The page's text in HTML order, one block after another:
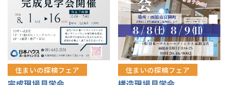
冷暖房標準装備
24時間対応コールセンター
デザイン賞各種受賞
暮らし方提案
住まいのコラム
住まいのお手入れ集
展示場案内
ワザックとは
高い信頼性
安心の管理体制
会社情報
会社情報 トップ
ニュースリリース
お問い合わせ
会員サイト
住まいの探検フェア 住まいの探検フェア